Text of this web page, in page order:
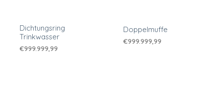
Dichtungsring
Trinkwasser
€999.999,99
Doppelmuffe
€999.999,99